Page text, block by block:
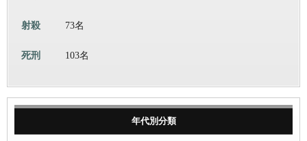
射殺 73名
死刑 103名
年代別分類